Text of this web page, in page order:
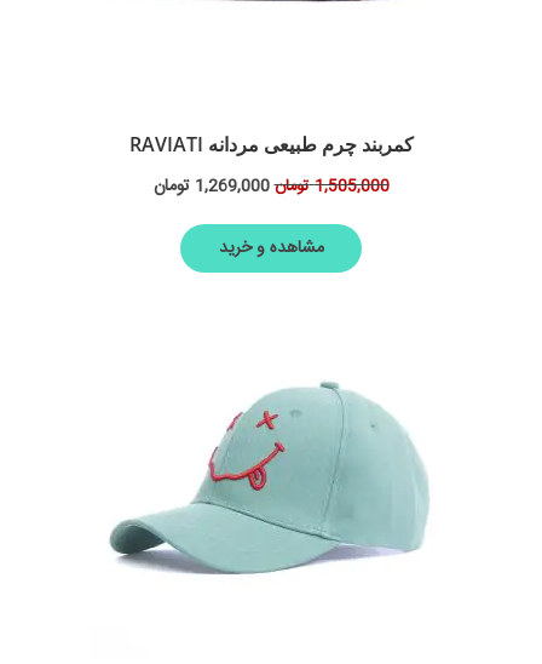
کمربند چرم طبیعی مردانه RAVIATI
1,505,000تومان1,269,000 تومان
مشاهده و خرید